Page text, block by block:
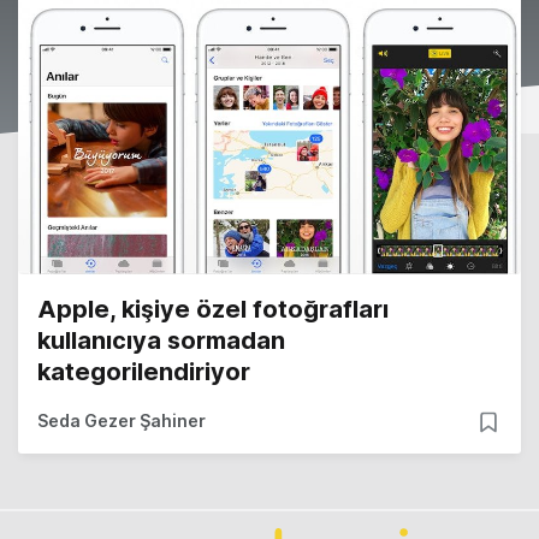
Apple, kişiye özel fotoğrafları
kullanıcıya sormadan
kategorilendiriyor
Seda Gezer Şahiner